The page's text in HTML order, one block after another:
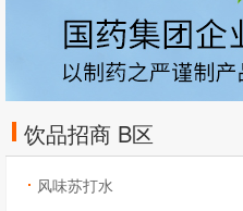
饮品招商 B区
风味苏打水